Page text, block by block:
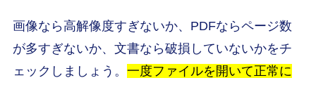
画像なら高解像度すぎないか、PDFならページ数
が多すぎないか、文書なら破損していないかをチ
ェックしましょう。 一度ファイルを開いて正常に